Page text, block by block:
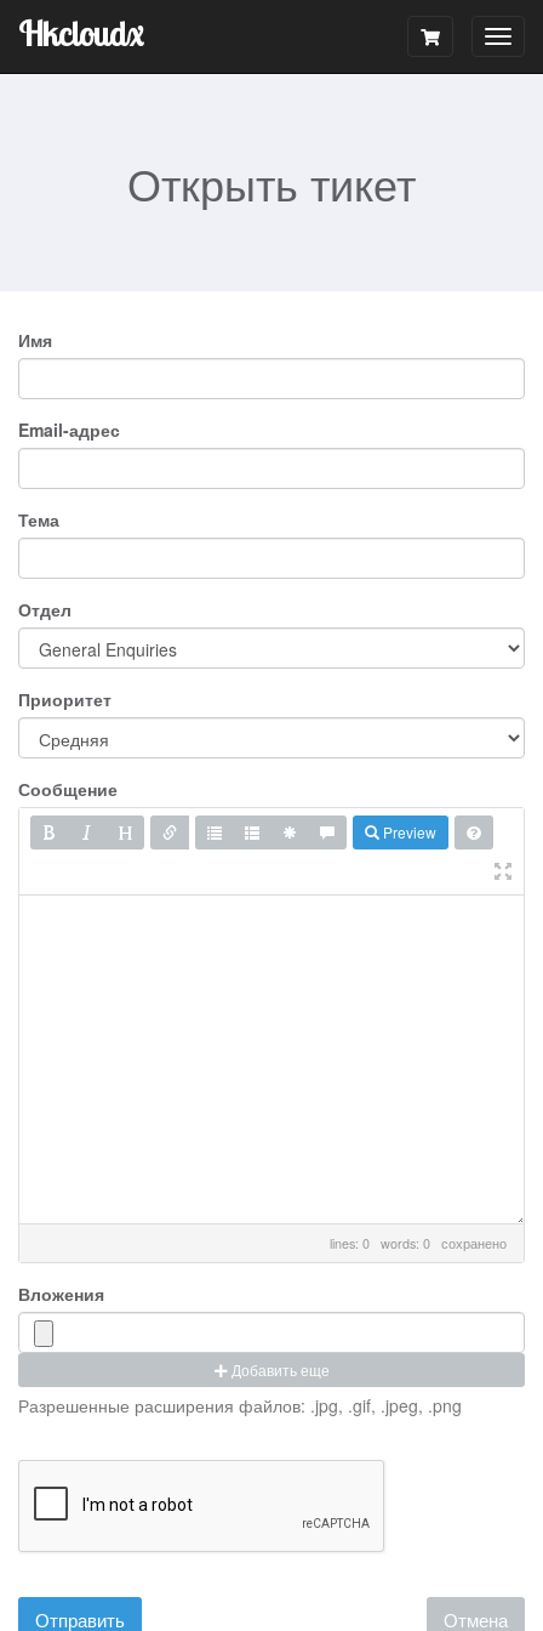
Hkcloudx
Открыть тикет
Имя
Email-адрес
Тема
Отдел
Приоритет
Сообщение
Preview
lines: 0 words: 0 сохранено
Вложения
Добавить еще
Разрешенные расширения файлов: .jpg, .gif, .jpeg, .png
Отмена